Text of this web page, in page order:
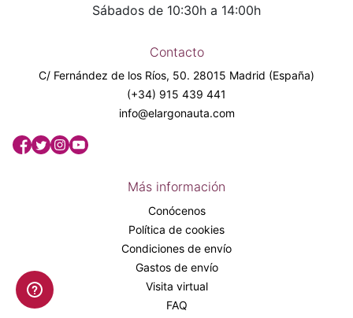
Sábados de 10:30h a 14:00h
Contacto
C/ Fernández de los Ríos, 50. 28015 Madrid (España)
(+34) 915 439 441
info@elargonauta.com
Más información
Conócenos
Política de cookies
Condiciones de envío
Gastos de envío
Visita virtual
FAQ